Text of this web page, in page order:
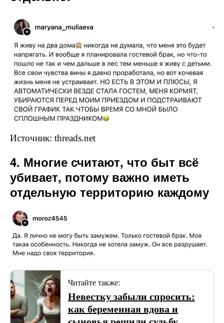
Источник: threads.net
4. Многие считают, что быт всё
убивает, потому важно иметь
отдельную территорию каждому
Читайте также:
Невестку забыли спросить:
как беременная вдова и